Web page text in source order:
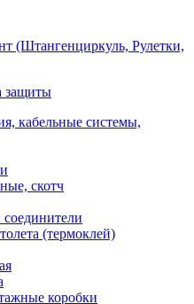
(Штангенциркуль, Рулетки,
защиты
кабельные системы,
скотч
(термоклей)
коробки